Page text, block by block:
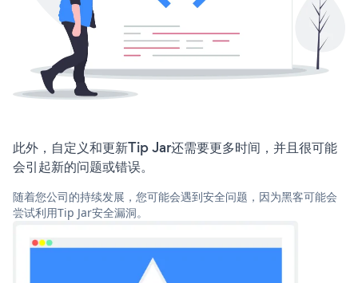
此外，自定义和更新Tip Jar还需要更多时间，并且很可能
会引起新的问题或错误。
随着您公司的持续发展，您可能会遇到安全问题，因为黑客可能会
尝试利用Tip Jar安全漏洞。